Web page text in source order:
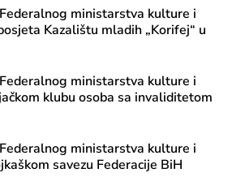
ministarstva kulture i
Kazalištu mladih „Korifej“ u
ministarstva kulture i
klubu osoba sa invaliditetom
ministarstva kulture i
savezu Federacije BiH